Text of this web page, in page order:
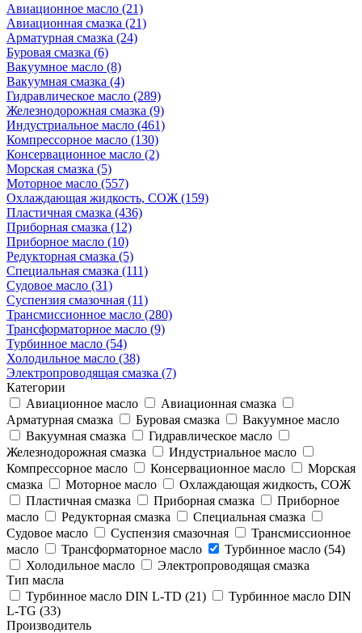
Авиационное масло (21)
Авиационная смазка (21)
Арматурная смазка (24)
Буровая смазка (6)
Вакуумное масло (8)
Вакуумная смазка (4)
Гидравлическое масло (289)
Железнодорожная смазка (9)
Индустриальное масло (461)
Компрессорное масло (130)
Консервационное масло (2)
Морская смазка (5)
Моторное масло (557)
Охлаждающая жидкость, СОЖ (159)
Пластичная смазка (436)
Приборная смазка (12)
Приборное масло (10)
Редукторная смазка (5)
Специальная смазка (111)
Судовое масло (31)
Суспензия смазочная (11)
Трансмиссионное масло (280)
Трансформаторное масло (9)
Турбинное масло (54)
Холодильное масло (38)
Электропроводящая смазка (7)
Категории
Авиационное масло
Авиационная смазка
Арматурная смазка
Буровая смазка
Вакуумное масло
Вакуумная смазка
Гидравлическое масло
Железнодорожная смазка
Индустриальное масло
Компрессорное масло
Консервационное масло
Морская
смазка
Моторное масло
Охлаждающая жидкость, СОЖ
Пластичная смазка
Приборная смазка
Приборное
масло
Редукторная смазка
Специальная смазка
Судовое масло
Суспензия смазочная
Трансмиссионное
масло
Трансформаторное масло
Турбинное масло (54)
Холодильное масло
Электропроводящая смазка
Тип масла
Турбинное масло DIN L-TD (21)
Турбинное масло DIN
L-TG (33)
Производитель